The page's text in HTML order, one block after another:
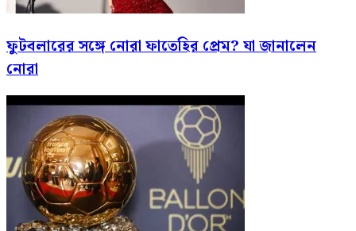
ফুটবলারের সঙ্গে নোরা ফাতেহির প্রেম? যা জানালেন
নোরা